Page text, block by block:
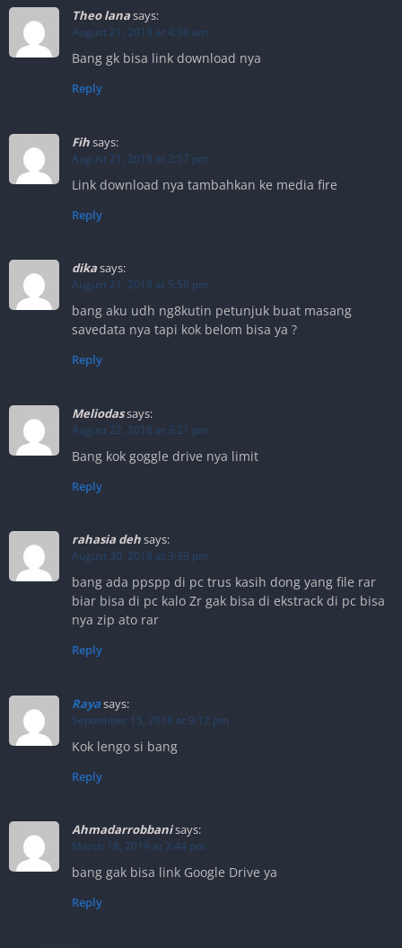
Theo lanasays:
August 21, 2018 at 4:30 am
Bang gk bisa link download nya
Reply
Fihsays:
August 21, 2018 at 2:57 pm
Link download nya tambahkan ke media fire
Reply
dikasays:
August 21, 2018 at 5:56 pm
bang aku udh ng8kutin petunjuk buat masang
savedata nya tapi kok belom bisa ya ?
Reply
Meliodassays:
August 22, 2018 at 3:21 pm
Bang kok goggle drive nya limit
Reply
rahasia dehsays:
August 30, 2018 at 3:39 pm
bang ada ppspp di pc trus kasih dong yang file rar
biar bisa di pc kalo Zr gak bisa di ekstrack di pc bisa
nya zip ato rar
Reply
Rayasays:
September 15, 2018 at 9:12 pm
Kok lengo si bang
Reply
Ahmadarrobbanisays:
March 18, 2019 at 3:44 pm
bang gak bisa link Google Drive ya
Reply